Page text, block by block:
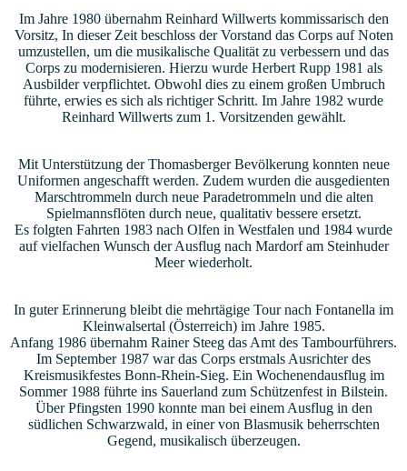
Im Jahre 1980 übernahm Reinhard Willwerts kommissarisch den
Vorsitz, In dieser Zeit beschloss der Vorstand das Corps auf Noten
umzustellen, um die musikalische Qualität zu verbessern und das
Corps zu modernisieren. Hierzu wurde Herbert Rupp 1981 als
Ausbilder verpflichtet. Obwohl dies zu einem großen Umbruch
führte, erwies es sich als richtiger Schritt. Im Jahre 1982 wurde
Reinhard Willwerts zum 1. Vorsitzenden gewählt.
Mit Unterstützung der Thomasberger Bevölkerung konnten neue
Uniformen angeschafft werden. Zudem wurden die ausgedienten
Marschtrommeln durch neue Paradetrommeln und die alten
Spielmannsflöten durch neue, qualitativ bessere ersetzt.
Es folgten Fahrten 1983 nach Olfen in Westfalen und 1984 wurde
auf vielfachen Wunsch der Ausflug nach Mardorf am Steinhuder
Meer wiederholt.
In guter Erinnerung bleibt die mehrtägige Tour nach Fontanella im
Kleinwalsertal (Österreich) im Jahre 1985.
Anfang 1986 übernahm Rainer Steeg das Amt des Tambourführers.
Im September 1987 war das Corps erstmals Ausrichter des
Kreismusikfestes Bonn-Rhein-Sieg. Ein Wochenendausflug im
Sommer 1988 führte ins Sauerland zum Schützenfest in Bilstein.
Über Pfingsten 1990 konnte man bei einem Ausflug in den
südlichen Schwarzwald, in einer von Blasmusik beherrschten
Gegend, musikalisch überzeugen.